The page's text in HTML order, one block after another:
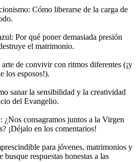
Cómo liberarse de la carga de
Por qué poner demasiada presión
el matrimonio.
de convivir con ritmos diferentes (¡y
los esposos!).
sanar la sensibilidad y la creatividad
del Evangelio.
¿Nos consagramos juntos a la Virgen
¡Déjalo en los comentarios!
para jóvenes, matrimonios y
busque respuestas honestas a las